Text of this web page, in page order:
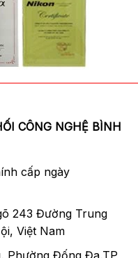
CÔNG NGHỆ BÌNH
cấp ngày
243 Đường Trung
Việt Nam